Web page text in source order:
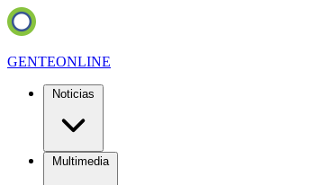
GENTEONLINE
Noticias
Multimedia